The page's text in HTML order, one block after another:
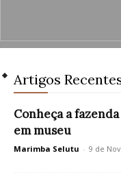
Artigos
Conheça a
em museu
Marimba Selutu - 9 de